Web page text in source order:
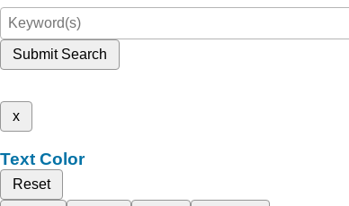
Submit Search
x
Text Color
Reset